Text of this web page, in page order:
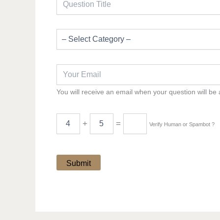
You will receive an email when your question will be
+ = Verify Human or Spambot ?